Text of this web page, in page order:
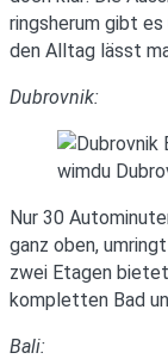
ringsherum gibt
den Alltag lässt
Dubrovnik:
wimdu
Nur 30
ganz oben,
zwei Etagen
kompletten Bad
Bali: